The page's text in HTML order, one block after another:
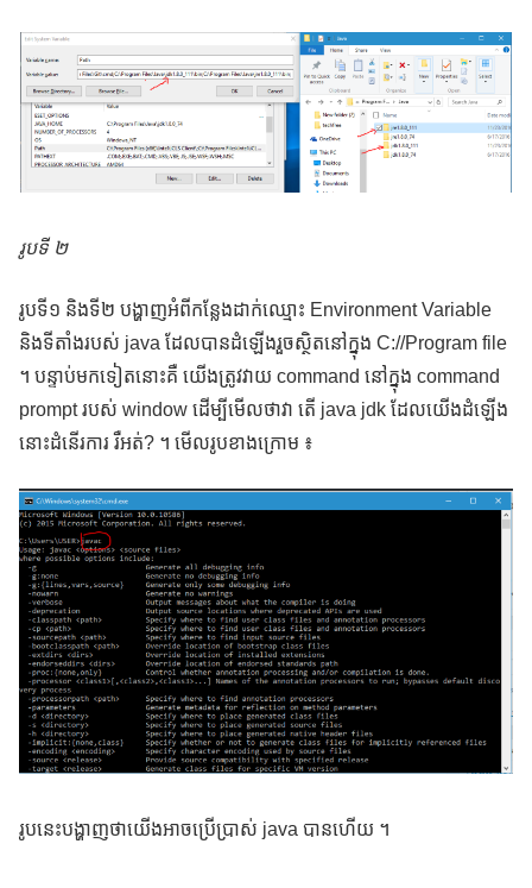
រូបទី ២
រូបទី១ និងទី២ បង្ហាញអំពីកន្លែងដាក់ឈ្មោះ Environment Variable
និងទីតាំងរបស់ java ដែលបានដំឡើងរួចស្ថិតនៅក្នុង C://Program file
។ បន្ទាប់មកទៀតនោះគឺ យើងត្រូវវាយ command នៅក្នុង command
prompt របស់ window ដើម្បីមើលថាវា តើ java jdk ដែលយើងដំឡើង
នោះដំនើរការ រឺអត់? ។ មើលរូបខាងក្រោម ៖
រូបនេះបង្ហាញថាយើងអាចប្រើប្រាស់ java បានហើយ ។